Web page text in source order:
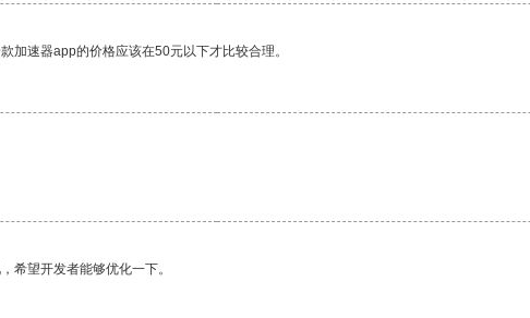
加速器app的价格应该在50元以下才比较合理。
希望开发者能够优化一下。